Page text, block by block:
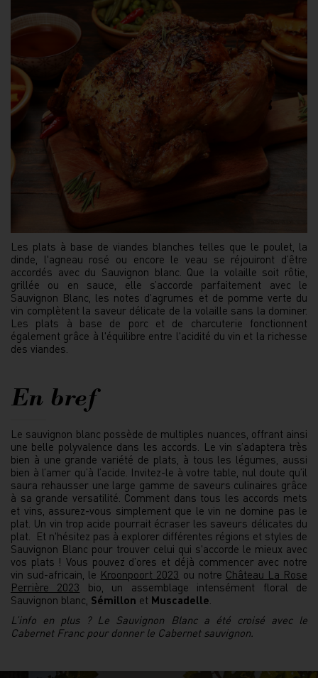
Les plats à base de viandes blanches telles que le poulet, la
dinde, l'agneau rosé ou encore le veau se réjouiront d’être
accordés avec du Sauvignon blanc. Que la volaille soit rôtie,
grillée ou en sauce, elle s’accorde parfaitement avec le
Sauvignon Blanc, les notes d'agrumes et de pomme verte du
vin complètent la saveur délicate de la volaille sans la dominer.
Les plats à base de porc et de charcuterie fonctionnent
également grâce à l'équilibre entre l'acidité du vin et la richesse
des viandes.
En bref
Le sauvignon blanc possède de multiples nuances, offrant ainsi
une belle polyvalence dans les accords. Le vin s’adaptera très
bien à une grande variété de plats, à tous les légumes, aussi
bien à l’amer qu’à l’acide. Invitez-le à votre table, nul doute qu’il
saura rehausser une large gamme de saveurs culinaires grâce
à sa grande versatilité. Comment dans tous les accords mets
et vins, assurez-vous simplement que le vin ne domine pas le
plat. Un vin trop acide pourrait écraser les saveurs délicates du
plat. Et n'hésitez pas à explorer différentes régions et styles de
Sauvignon Blanc pour trouver celui qui s'accorde le mieux avec
vos plats ! Vous pouvez d’ores et déjà commencer avec notre
vin sud-africain, le Kroonpoort 2023 ou notre Château La Rose
Perrière 2023 bio, un assemblage intensément floral de
Sauvignon blanc, Sémillon et Muscadelle.
L’info en plus ? Le Sauvignon Blanc a été croisé avec le
Cabernet Franc pour donner le Cabernet sauvignon.